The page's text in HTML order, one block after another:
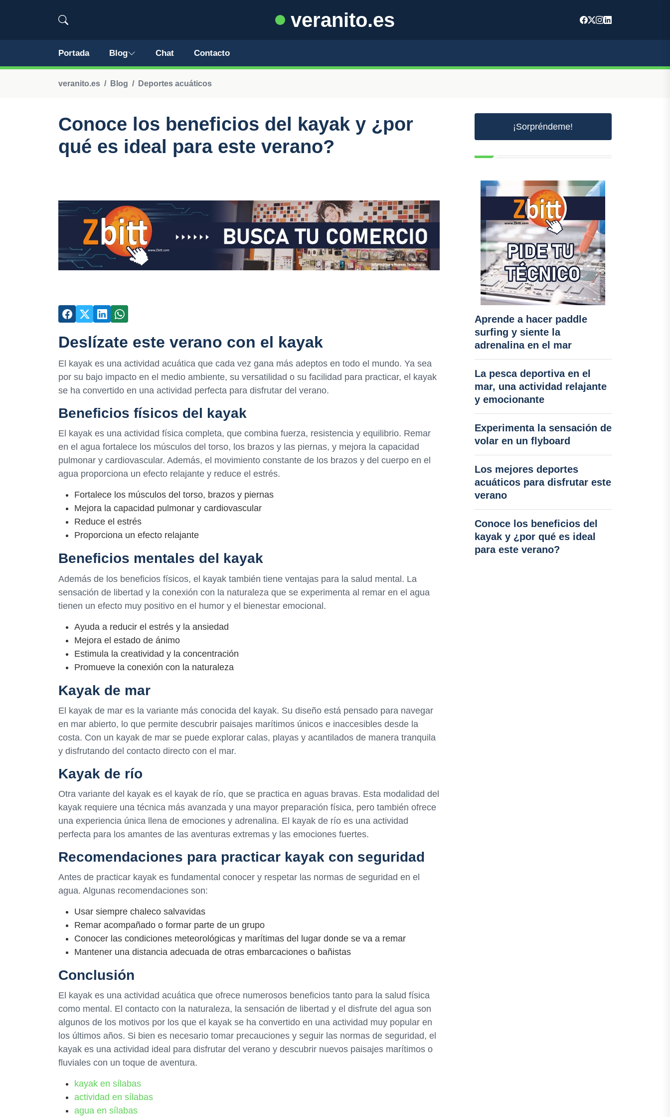
veranito.es
Portada Blog Chat Contacto
veranito.es Blog Deportes acuáticos
Conoce los beneficios del kayak y ¿por
qué es ideal para este verano?
Deslízate este verano con el kayak
El kayak es una actividad acuática que cada vez gana más adeptos en todo el mundo. Ya sea
por su bajo impacto en el medio ambiente, su versatilidad o su facilidad para practicar, el kayak
se ha convertido en una actividad perfecta para disfrutar del verano.
Beneficios físicos del kayak
El kayak es una actividad física completa, que combina fuerza, resistencia y equilibrio. Remar
en el agua fortalece los músculos del torso, los brazos y las piernas, y mejora la capacidad
pulmonar y cardiovascular. Además, el movimiento constante de los brazos y del cuerpo en el
agua proporciona un efecto relajante y reduce el estrés.
Fortalece los músculos del torso, brazos y piernas
Mejora la capacidad pulmonar y cardiovascular
Reduce el estrés
Proporciona un efecto relajante
Beneficios mentales del kayak
Además de los beneficios físicos, el kayak también tiene ventajas para la salud mental. La
sensación de libertad y la conexión con la naturaleza que se experimenta al remar en el agua
tienen un efecto muy positivo en el humor y el bienestar emocional.
Ayuda a reducir el estrés y la ansiedad
Mejora el estado de ánimo
Estimula la creatividad y la concentración
Promueve la conexión con la naturaleza
Kayak de mar
El kayak de mar es la variante más conocida del kayak. Su diseño está pensado para navegar
en mar abierto, lo que permite descubrir paisajes marítimos únicos e inaccesibles desde la
costa. Con un kayak de mar se puede explorar calas, playas y acantilados de manera tranquila
y disfrutando del contacto directo con el mar.
Kayak de río
Otra variante del kayak es el kayak de río, que se practica en aguas bravas. Esta modalidad del
kayak requiere una técnica más avanzada y una mayor preparación física, pero también ofrece
una experiencia única llena de emociones y adrenalina. El kayak de río es una actividad
perfecta para los amantes de las aventuras extremas y las emociones fuertes.
Recomendaciones para practicar kayak con seguridad
Antes de practicar kayak es fundamental conocer y respetar las normas de seguridad en el
agua. Algunas recomendaciones son:
Usar siempre chaleco salvavidas
Remar acompañado o formar parte de un grupo
Conocer las condiciones meteorológicas y marítimas del lugar donde se va a remar
Mantener una distancia adecuada de otras embarcaciones o bañistas
Conclusión
El kayak es una actividad acuática que ofrece numerosos beneficios tanto para la salud física
como mental. El contacto con la naturaleza, la sensación de libertad y el disfrute del agua son
algunos de los motivos por los que el kayak se ha convertido en una actividad muy popular en
los últimos años. Si bien es necesario tomar precauciones y seguir las normas de seguridad, el
kayak es una actividad ideal para disfrutar del verano y descubrir nuevos paisajes marítimos o
fluviales con un toque de aventura.
kayak en sílabas
actividad en sílabas
agua en sílabas
¡Sorpréndeme!
Aprende a hacer paddle
surfing y siente la
adrenalina en el mar
La pesca deportiva en el
mar, una actividad relajante
y emocionante
Experimenta la sensación de
volar en un flyboard
Los mejores deportes
acuáticos para disfrutar este
verano
Conoce los beneficios del
kayak y ¿por qué es ideal
para este verano?